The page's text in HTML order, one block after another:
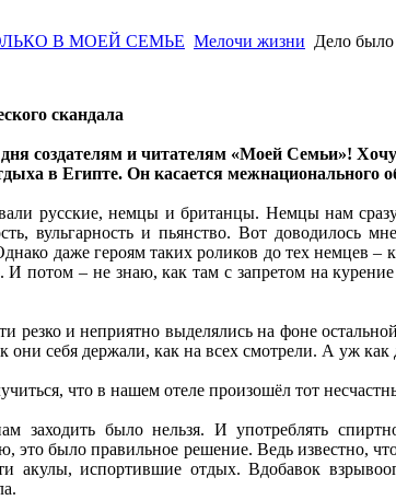
В МОЕЙ СЕМЬЕ Мелочи жизни Дело было
скандала
создателям и читателям «Моей Семьи»!
в Египте. Он касается межнационального
русские, немцы и британцы. Немцы нам
вульгарность и пьянство. Вот доводилось
даже героям таких роликов до тех немцев
И потом – не знаю, как там с запретом на
резко и неприятно выделялись на фоне
они себя держали, как на всех смотрели. А уж
что в нашем отеле произошёл тот
заходить было нельзя. И употреблять
это было правильное решение. Ведь известно,
акулы, испортившие отдых. Вдобавок